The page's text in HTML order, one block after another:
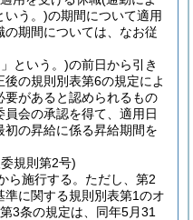
いう。)の期間について適用
の期間については、なお従
という。)の前日から引き
の規則別表第6の規定によ
要があると認められるもの
会の承認を得て、適用日
の昇給に係る昇給期間を
委規則第2号)
ら施行する。 ただし、第2
に関する規則別表第1のオ
3条の規定は、同年5月31